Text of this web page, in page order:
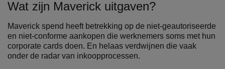
Wat zijn Maverick uitgaven?
Maverick spend heeft betrekking op de niet-geautoriseerde
en niet-conforme aankopen die werknemers soms met hun
corporate cards doen. En helaas verdwijnen die vaak
onder de radar van inkoopprocessen.